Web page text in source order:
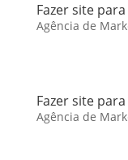
Fazer site
Agência de
Fazer site
Agência de